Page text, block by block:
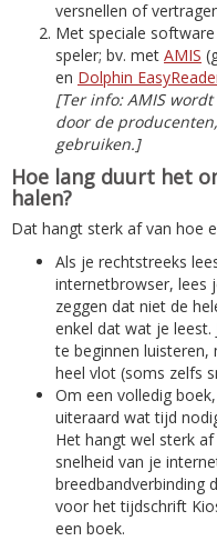
versnellen of
Met speciale
speler; bv. met AMIS
en Dolphin
[Ter info: AMIS
door de
gebruiken.]
Hoe lang duurt het
halen?
Dat hangt sterk af van hoe
Als je rechtstreeks
internetbrowser, lees
zeggen dat niet de
enkel dat wat je
te beginnen luisteren,
heel vlot (soms zelfs
Om een volledig
uiteraard wat tijd
Het hangt wel sterk
snelheid van je
breedbandverbinding
voor het tijdschrift
een boek.